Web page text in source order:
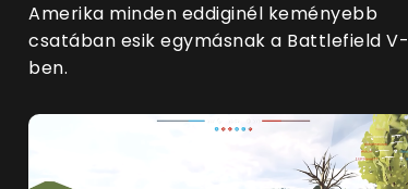
Amerika minden eddiginél keményebb
csatában esik egymásnak a Battlefield V-
ben.